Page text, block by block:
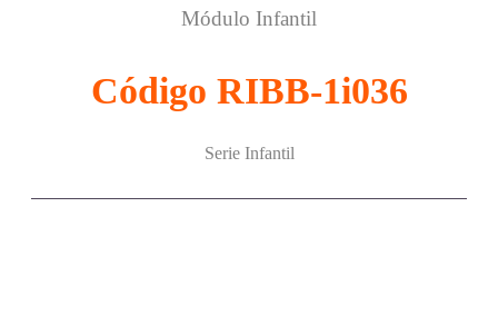
Módulo Infantil
Código RIBB-1i036
Serie Infantil